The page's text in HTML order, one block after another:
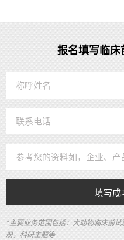
报名填写临床
填写成
*主要业务范围包括：大动物临床前
册，科研主题等